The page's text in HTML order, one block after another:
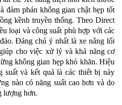
đàm phán không gian chật hẹp tốt
kềnh truyền thống. Theo Direct
loại và công suất phù hợp với các
Đáng chú ý nhất là xe nâng lối
cho việc xử lý và khả năng cơ
không gian hẹp khó khăn. Hiệu
suất và kết quả là các thiết bị này
nào có năng suất cao hơn và do
lượng hơn.